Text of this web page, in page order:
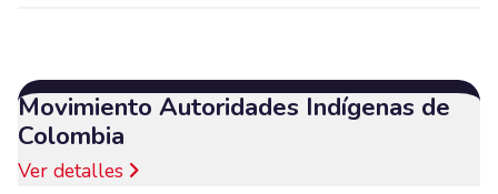
Movimiento Autoridades Indígenas de
Colombia
Ver detalles